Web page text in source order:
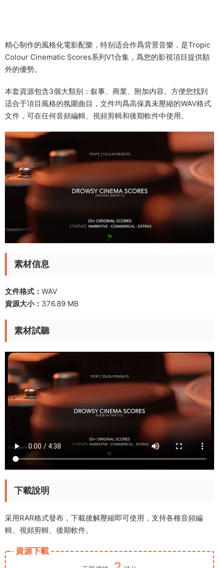
精心制作的風格化電影配樂，特别适合作爲背景音樂，是Tropic
Colour Cinematic Scores系列V1合集，爲您的影視項目提供額
外的優勢。
本套資源包含3個大類别：叙事、商業、附加内容。方便您找到
适合于項目風格的氛圍曲目，文件均爲高保真未壓縮的WAV格式
文件，可在任何音頻編輯、視頻剪輯和後期軟件中使用。
素材信息
文件格式： WAV
資源大小： 376.89 MB
素材試聽
下載說明
采用RAR格式發布，下載後解壓縮即可使用，支持各種音頻編
輯、視頻剪輯、後期軟件。
資源下載